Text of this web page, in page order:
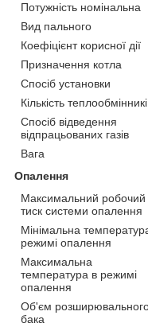
Потужність номінальна
Вид пального
Коефіцієнт корисної дії
Призначення котла
Спосіб установки
Кількість
Спосіб відведення
відпрацьованих газів
Вага
Опалення
Максимальний робочий
тиск системи опалення
Мінімальна
режимі опалення
Максимальна
температура в режимі
опалення
Об'єм
бака